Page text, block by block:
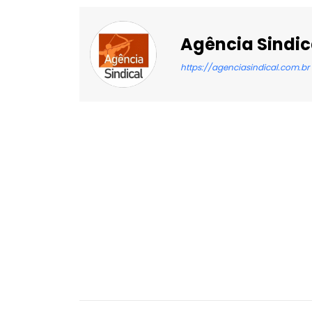
Agência
https://agenciasindical.com.br